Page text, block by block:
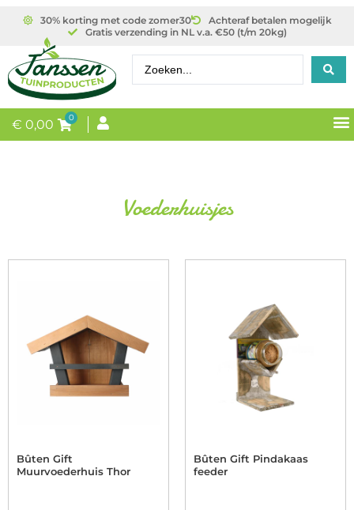
30% korting met code zomer30
Achteraf betalen mogelijk
Gratis verzending in NL v.a. €50 (t/m 20kg)
€ 0,00 0
Voederhuisjes
Bûten Gift
Muurvoederhuis Thor
Bûten Gift Pindakaas
feeder